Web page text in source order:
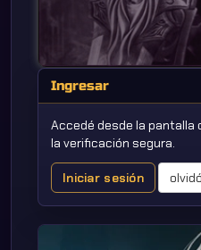
Ingresar
Accedé desde la pantalla
la verificación segura.
Iniciar sesión